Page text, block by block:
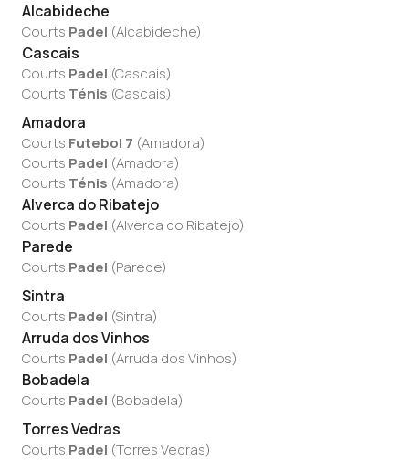
Alcabideche
Courts Padel (Alcabideche)
Cascais
Courts Padel (Cascais)
Courts Ténis (Cascais)
Amadora
Courts Futebol 7 (Amadora)
Courts Padel (Amadora)
Courts Ténis (Amadora)
Alverca do Ribatejo
Courts Padel (Alverca do Ribatejo)
Parede
Courts Padel (Parede)
Sintra
Courts Padel (Sintra)
Arruda dos Vinhos
Courts Padel (Arruda dos Vinhos)
Bobadela
Courts Padel (Bobadela)
Torres Vedras
Courts Padel (Torres Vedras)